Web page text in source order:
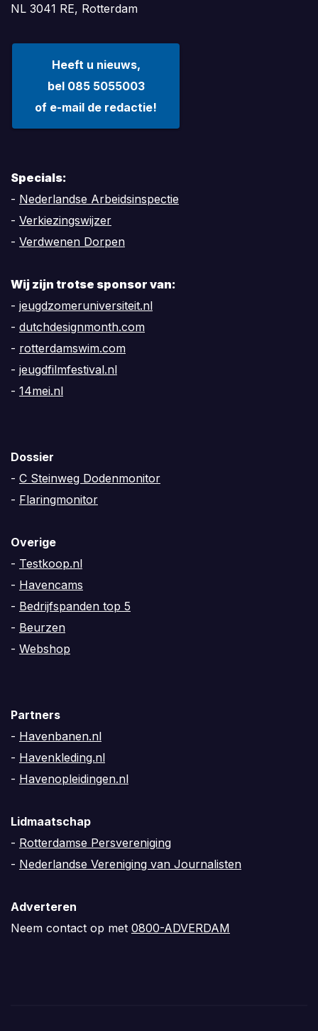
NL 3041 RE, Rotterdam
Heeft u nieuws,
bel 085 5055003
of e-mail de redactie!
Specials:
- Nederlandse Arbeidsinspectie
- Verkiezingswijzer
- Verdwenen Dorpen
Wij zijn trotse sponsor van:
- jeugdzomeruniversiteit.nl
- dutchdesignmonth.com
- rotterdamswim.com
- jeugdfilmfestival.nl
- 14mei.nl
Dossier
- C Steinweg Dodenmonitor
- Flaringmonitor
Overige
- Testkoop.nl
- Havencams
- Bedrijfspanden top 5
- Beurzen
- Webshop
Partners
- Havenbanen.nl
- Havenkleding.nl
- Havenopleidingen.nl
Lidmaatschap
- Rotterdamse Persvereniging
- Nederlandse Vereniging van Journalisten
Adverteren
Neem contact op met 0800-ADVERDAM